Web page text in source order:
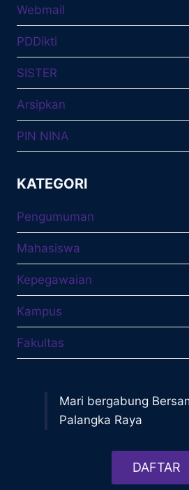
Webmail
PDDikti
SISTER
Arsipkan
PIN NINA
KATEGORI
Pengumuman
Mahasiswa
Kepegawaian
Kampus
Fakultas
Mari bergabung
Palangka Raya
DAFTAR